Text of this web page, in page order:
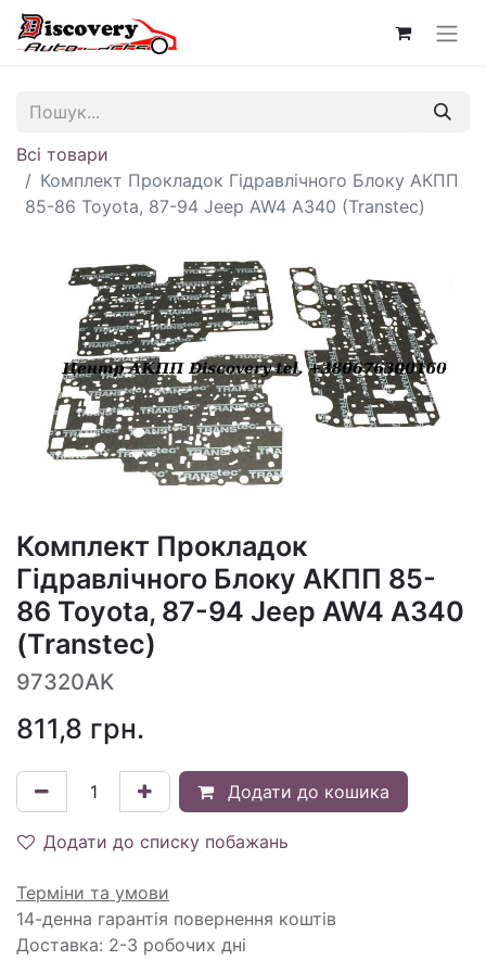
Всі товари
Комплект Прокладок Гідравлічного Блоку АКПП
85-86 Toyota, 87-94 Jeep AW4 A340 (Transtec)
Комплект Прокладок
Гідравлічного Блоку АКПП 85-
86 Toyota, 87-94 Jeep AW4 A340
(Transtec)
97320AK
811,8 грн.
Додати до кошика
Додати до списку побажань
Терміни та умови
14-денна гарантія повернення коштів
Доставка: 2-3 робочих дні